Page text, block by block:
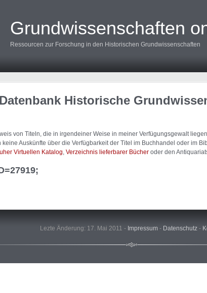
Grundwissenschaften
Ressourcen zur Forschung in den Historischen Grundwissenschaften
Historische
von Titeln, die in irgendeiner Weise in meiner Verfügungsgewalt
Auskünfte über die Verfügbarkeit der Titel im Buchhandel oder im
Virtuellen Katalog Verzeichnis lieferbarer Bücher oder den
Lezte Änderung: 17. Mai 2011 - Impressum - Datenschutz -